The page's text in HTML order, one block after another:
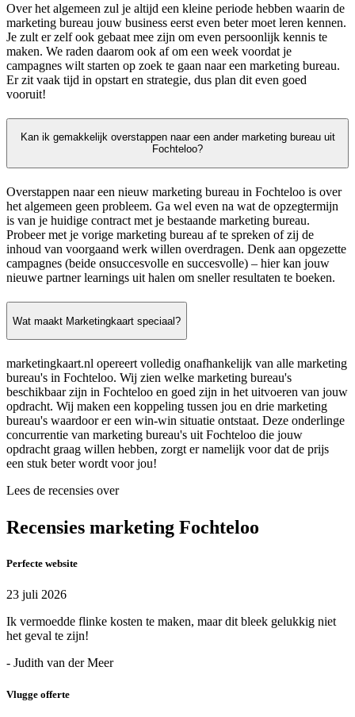
Over het algemeen zul je altijd een kleine periode hebben waarin de
marketing bureau jouw business eerst even beter moet leren kennen.
Je zult er zelf ook gebaat mee zijn om even persoonlijk kennis te
maken. We raden daarom ook af om een week voordat je
campagnes wilt starten op zoek te gaan naar een marketing bureau.
Er zit vaak tijd in opstart en strategie, dus plan dit even goed
vooruit!
Kan ik gemakkelijk overstappen naar een ander marketing bureau uit
Fochteloo?
Overstappen naar een nieuw marketing bureau in Fochteloo is over
het algemeen geen probleem. Ga wel even na wat de opzegtermijn
is van je huidige contract met je bestaande marketing bureau.
Probeer met je vorige marketing bureau af te spreken of zij de
inhoud van voorgaand werk willen overdragen. Denk aan opgezette
campagnes (beide onsuccesvolle en succesvolle) – hier kan jouw
nieuwe partner learnings uit halen om sneller resultaten te boeken.
Wat maakt Marketingkaart speciaal?
marketingkaart.nl opereert volledig onafhankelijk van alle marketing
bureau's in Fochteloo. Wij zien welke marketing bureau's
beschikbaar zijn in Fochteloo en goed zijn in het uitvoeren van jouw
opdracht. Wij maken een koppeling tussen jou en drie marketing
bureau's waardoor er een win-win situatie ontstaat. Deze onderlinge
concurrentie van marketing bureau's uit Fochteloo die jouw
opdracht graag willen hebben, zorgt er namelijk voor dat de prijs
een stuk beter wordt voor jou!
Lees de recensies over
Recensies marketing Fochteloo
Perfecte website
23 juli 2026
Ik vermoedde flinke kosten te maken, maar dit bleek gelukkig niet
het geval te zijn!
- Judith van der Meer
Vlugge offerte